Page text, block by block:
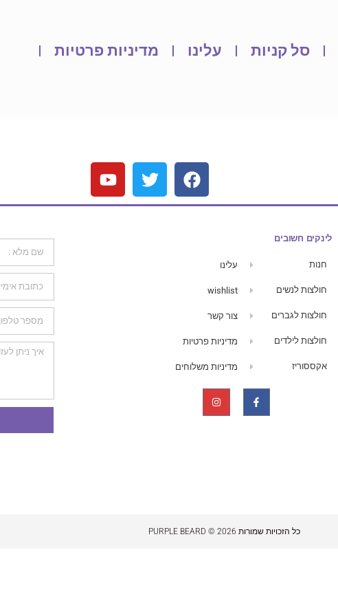
סל קניות עלינו
מדיניות פרטיות
לינקים חשובים
חנות
חולצות לנשים
חולצות לגברים
חולצות לילדים
אקססוריז
עלינו
wishlist
צור קשר
מדיניות פרטיות
מדיניות משלוחים
כל הזכויות שמורות 2026 © PURPLE BEARD